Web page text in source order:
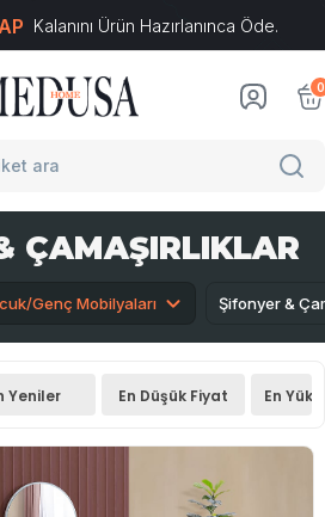
Kalanını Ürün Hazırlanınca Öde.
0
ÇAMAŞIRLIKLAR
Genç Mobilyaları Şifonyer &
Yeniler En Düşük Fiyat En
Sistemleriyle Hazırlanmıştır.